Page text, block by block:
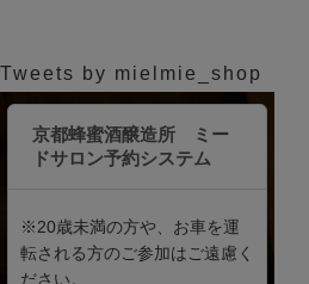
Tweets by mielmie_shop